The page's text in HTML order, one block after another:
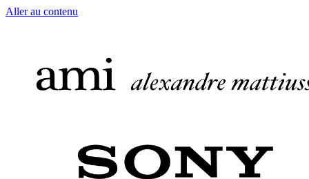
Aller au contenu